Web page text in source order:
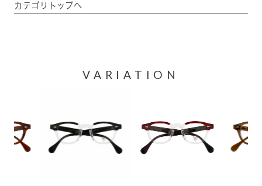
カテゴリトップへ
VARIATION